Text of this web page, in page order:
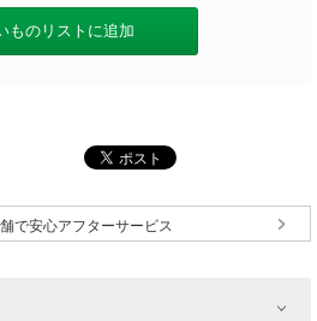
ものリストに追加
で安心アフターサービス